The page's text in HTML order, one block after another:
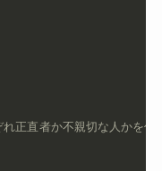
正直者か不親切な人かを